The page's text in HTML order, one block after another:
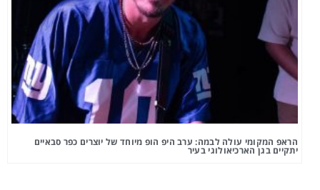
הראפ המקומי עולה לבמה: ערב היפ הופ מיוחד של יוצרים כפר סבאיים
יתקיים בגן הארכיאולוגי בעיר